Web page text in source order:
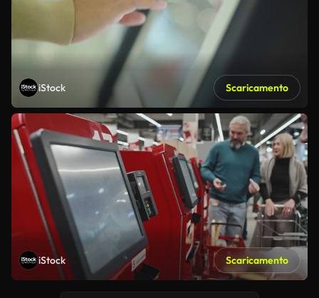
iStock Scaricamento
iStock Scaricamento